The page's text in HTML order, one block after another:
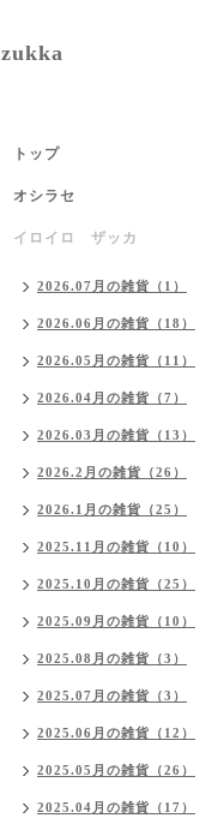
zukka
トップ
オシラセ
イロイロ ザッカ
2026.07月の雑貨（1）
2026.06月の雑貨（18）
2026.05月の雑貨（11）
2026.04月の雑貨（7）
2026.03月の雑貨（13）
2026.2月の雑貨（26）
2026.1月の雑貨（25）
2025.11月の雑貨（10）
2025.10月の雑貨（25）
2025.09月の雑貨（10）
2025.08月の雑貨（3）
2025.07月の雑貨（3）
2025.06月の雑貨（12）
2025.05月の雑貨（26）
2025.04月の雑貨（17）